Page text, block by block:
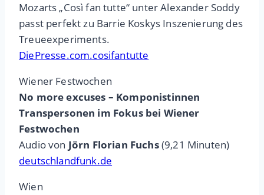
Mozarts „Così fan tutte“ unter Alexander Soddy
passt perfekt zu Barrie Koskys Inszenierung des
Treueexperiments.
DiePresse.com.cosifantutte
Wiener Festwochen
No more excuses – Komponistinnen
Transpersonen im Fokus bei Wiener
Festwochen
Audio von Jörn Florian Fuchs(9,21 Minuten)
deutschlandfunk.de
Wien